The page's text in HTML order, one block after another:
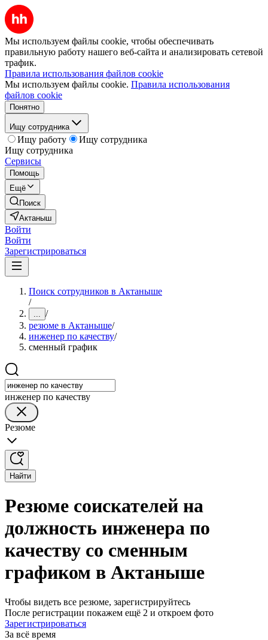
Мы используем файлы cookie, чтобы обеспечивать
правильную работу нашего веб-сайта и анализировать сетевой
трафик.
Правила использования файлов cookie
Мы используем файлы cookie. Правила использования
файлов cookie
Понятно
Ищу сотрудника
Ищу работу
Ищу сотрудника
Ищу сотрудника
Сервисы
Помощь
Ещё
Поиск
Актаныш
Войти
Войти
Зарегистрироваться
Поиск сотрудников в Актаныше
/
... /
резюме в Актаныше/
инженер по качеству/
сменный график
инженер по качеству
Резюме
Найти
Резюме соискателей на
должность инженера по
качеству со сменным
графиком в Актаныше
Чтобы видеть все резюме, зарегистрируйтесь
После регистрации покажем ещё 2 и откроем фото
Зарегистрироваться
За всё время